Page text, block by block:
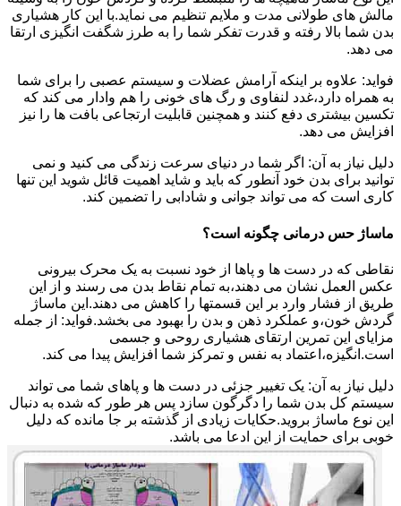
مالش های طولانی مدت و ملایم تنظیم می نماید.با این کار هشیاری
بدن شما بالا رفته و قدرت تفکر شما را به طرز شگفت انگیزی ارتقا
می دهد.
فواید: علاوه بر اینکه آرامش عضلات و سیستم عصبی را برای شما
به همراه دارد،غدد لنفاوی و رگ های خونی را هم وادار می کند که
تکسین بیشتری دفع کنند و همچنین قابلیت ارتجاعی بافت ها را نیز
افزایش می دهد.
دلیل نیاز به آن: اگر شما در دنیای سرعت زندگی می کنید و نمی
توانید برای بدن خود آنطور که باید و شاید اهمیت قائل شوید این تنها
کاری است که می تواند جوانی و شادابی را تضمین کند.
ماساژ حس درمانی چگونه است؟
نقاطی که در دست ها و پاها از خود نسبت به یک محرک بیرونی
عکس العمل نشان می دهند،به تمام نقاط بدن می رسند و از این
طریق از فشار وارد بر این قسمتها را کاهش می دهند.این ماساژ
گردش خون،و عملکرد ذهن و بدن را بهبود می بخشد.فواید: از جمله
مزایای این تمرین ارتقای هشیاری روحی و جسمی
است.انگیزه،اعتماد به نفس و تمرکز شما افزایش پیدا می کند.
دلیل نیاز به آن: یک تغییر جزئی در دست ها و پاهای شما می تواند
سیستم کل بدن شما را دگرگون سازد پس هر طور که شده به دنبال
این نوع ماساژ بروید.حکایات زیادی از گذشته بر جا مانده که دلیل
خوبی برای حمایت از این ادعا می باشد.